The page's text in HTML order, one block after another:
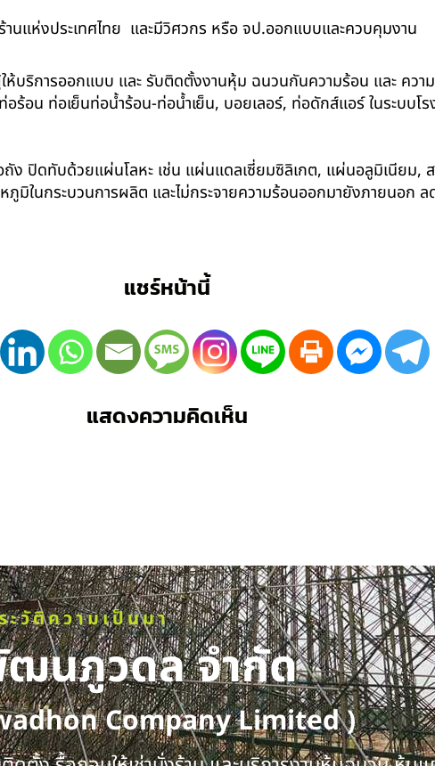
นแห่งประเทศไทย และมีวิศวกร หรือ จป.ออกแบบและควบคุมงาน
ให้บริการออกแบบ และ รับติดตั้งงานหุ้ม ฉนวนกันความร้อน และ คว
น ท่อเย็นท่อน้ำร้อน-ท่อน้ำเย็น, บอยเลอร์, ท่อดักส์แอร์ ในระบบโร
ปิดทับด้วยแผ่นโลหะ เช่น แผ่นแดลเซี่ยมซิลิเกต, แผ่นอลูมิเนียม,
ในกระบวนการผลิต และไม่กระจายความร้อนออกมายังภายนอก
แชร์หน้านี้
แสดงความคิดเห็น
ะวัติความเป็นมา
นภูวดล จำกัด
Company Limited )